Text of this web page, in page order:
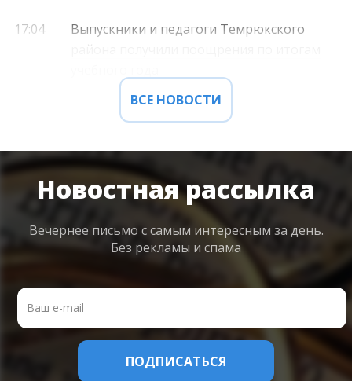
17:04
Выпускники и педагоги Темрюкского
ВСЕ НОВОСТИ
Новостная рассылка
Вечернее письмо с самым интересным за день.
Без рекламы и спама